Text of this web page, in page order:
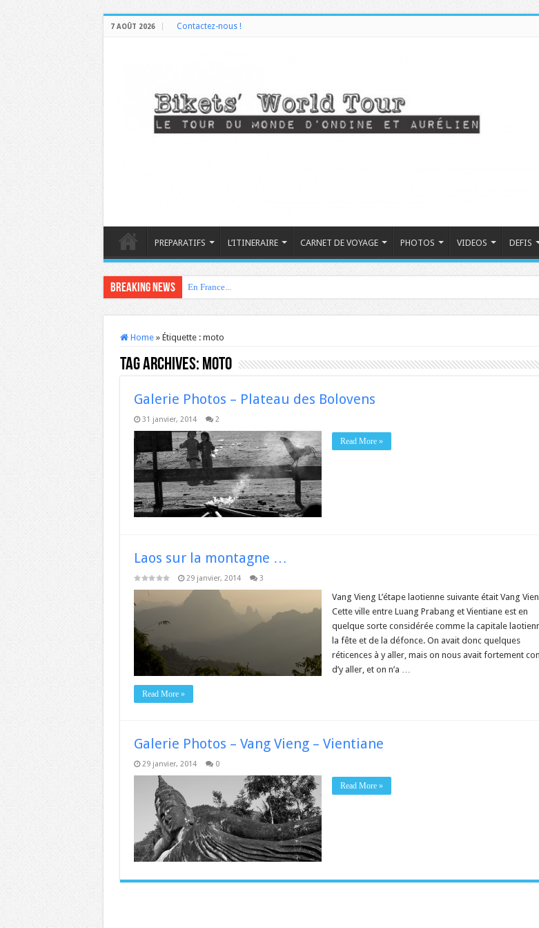
7 AOÛT 2026 Contactez-nous !
PREPARATIFS L’ITINERAIRE CARNET DE VOYAGE PHOTOS VIDEOS DEFIS
Breaking News En France...
Home » Étiquette : moto
Tag Archives: moto
Galerie Photos – Plateau des Bolovens
31 janvier, 2014 2
Read More »
Laos sur la montagne …
29 janvier, 2014 3
Vang Vieng L’étape laotienne suivante était Vang
Cette ville entre Luang Prabang et Vientiane est en
quelque sorte considérée comme la capitale
la fête et de la défonce. On avait donc quelques
réticences à y aller, mais on nous avait fortement
d’y aller, et on n’a …
Read More »
Galerie Photos – Vang Vieng – Vientiane
29 janvier, 2014 0
Read More »